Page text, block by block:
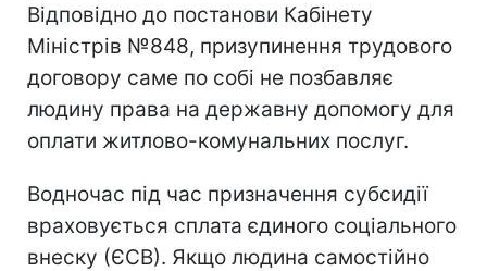
Відповідно до постанови Кабінету
Міністрів №848, призупинення трудового
договору саме по собі не позбавляє
людину права на державну допомогу для
оплати житлово-комунальних послуг.
Водночас під час призначення субсидії
враховується сплата єдиного соціального
внеску (ЄСВ). Якщо людина самостійно